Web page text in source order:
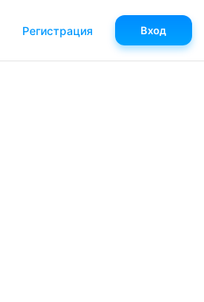
Регистрация Вход